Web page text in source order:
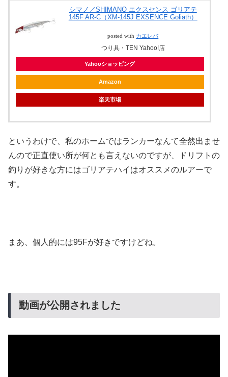
シマノ／SHIMANO エクスセンス ゴリアテ
145F AR-C（XM-145J EXSENCE Goliath）
posted with カエレバ
つり具・TEN Yahoo!店
Yahooショッピング
Amazon
楽天市場
というわけで、私のホームではランカーなんて全然出ませ
んので正直使い所が何とも言えないのですが、ドリフトの
釣りが好きな方にはゴリアテハイはオススメのルアーで
す。
まあ、個人的には95Fが好きですけどね。
動画が公開されました